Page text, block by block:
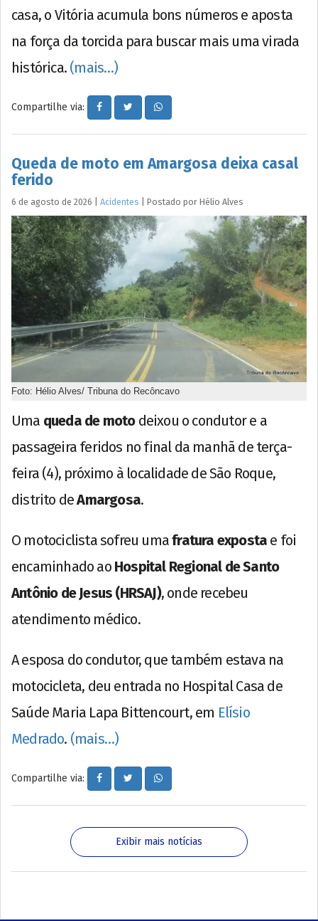
casa, o Vitória acumula bons números e aposta
na força da torcida para buscar mais uma virada
histórica. (mais…)
Compartilhe via:
Queda de moto em Amargosa deixa casal
ferido
6 de agosto de 2026 Acidentes Postado por Hélio Alves
Foto: Hélio Alves/ Tribuna do Recôncavo
Uma queda de motodeixou o condutor e a
passageira feridos no final da manhã de terça-
feira (4), próximo à localidade de São Roque,
distrito deAmargosa.
O motociclista sofreu umafratura exposta e foi
encaminhado ao Hospital Regional de Santo
Antônio de Jesus (HRSAJ), onde recebeu
atendimento médico.
A esposa do condutor, que também estava na
motocicleta, deu entrada no Hospital Casa de
Saúde Maria Lapa Bittencourt, em Elísio
Medrado. (mais…)
Compartilhe via:
Exibir mais notícias